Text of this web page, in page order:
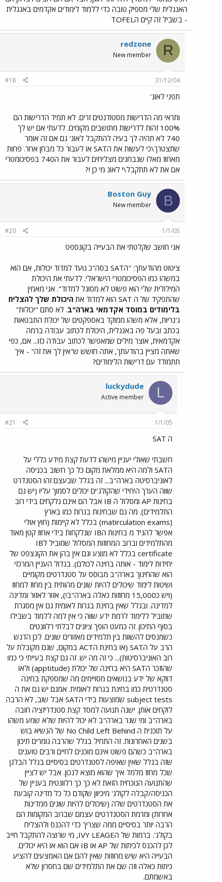
האנגלית שלי מספיק טובה כדי ללמוד לימודים אקדמים באנגלית
- בשביל זה קיים הTOFEL
R
redzone
New member
31/12/04
#18
תפני לאונ'
ותראי מה הדרישות מסטודנטים זרים. לא תמיד הדרישות הם
100% זהות לדרישות מתושבים מקומים. לדעתי אם יש לך
740 לא תהיה לך בעיה להתקבל לאונ' גם אם זה אומר
שתצטרך\כי לעשות את הSAT או לעבור כל מבחן אחר. פחות
מאחוז מאלו שנבחנים מצליחים לעבור את ה740 בפסיכומטרי
אם את לא תתקבל\י לאונ מי כן !?
B
Boston Guy
New member
1/1/05
#20
אני חושב שקלטתי את הבעייה בקונספט
ציטוט מהודעתך: "הSAT בסה"כ נועד למדוד יכולות, אם הוא
במשהו כמו הפסיכומטרי הישראלי. לדעתי את היכולת
המילולית שלי הוא פשוט לא מסוגל למדוד". אני מאמין
שהתפקיד של ה SAT הוא למדוד את
היכולת שלך להצליח
בלימודים במוסד אקדמאי בארה"ב. לא סתם "יכולות"
ג'נריות, אלא משהו ממוקד באספקטים של יכולת התבטאות
בכתב ובעל פה באנגלית, היכולת לכתוב עבודה ברמה
אקדמאית, אוצר מילים שמאפשר לכתוב עבודה כזו... אם, כפי
שאתה מציין בהודעתך, אתה חושש ש"אין לך את זה" - איך
תתמודד עם דרישות הלימודים?
L
luckydude
Active member
1/1/05
#21
ה SAT
חשבתי שאולי יעניין מישהו לדעת קצת מידע כללי על
הSAT ולמה היא ממלאת מקום כל כך חשוב בכניסה
לאוניברסיטה בארה"ב... זה בגלל שבעצם זהו הסטנדרט
שווה הערך היחידי שהקולג'ים יכולים לסמוך עליו (יש גם
בחינות AP ומסלול ה IB אבל הם אינם נלקחים בידי רוב
התלמידים). מה גם שבחינות בגרות כמו בארץ
(matirculation exams) בכלל לא קיימות (חוץ אולי
אפשר להגיד מ בחינות הIB שנלקחות בידי אחוז קטן מאוד
מהתלמידים וברוב המחוזות המסלול שמוביל לIB
certificate בכלל לא מוצע וגם אין בהן את הקונצפט של
יחידות לימוד - אותה בחינה לכולם). בגדול העניין המרכזי
הוא שהחינוך בארה"ב מבוסס על סטנדרטים מקומיים
ושיטות לימוד שיכולים להיות שונים מהותית בין מחוז למחוז
(ויש כ15,000 מחוזות כאלה בארה"ב!), אזור לאזור ומדינה
למדינה. ובגלל שאין בחינת בגרות לאומית גם אין מסגרת
שתוביל ללימוד לרמת ידע שווה כי אין למה ללמוד בשבילו
בסוף התיכון. זה כמעט הופך ציונים לבלתי רלוונטים
כשמנסים להשוות בין תלמידים מאזורים שונים. לכן הדגש
הרב על הSAT (או בחינת הACT במקום, שגם מקובלת על
רוב האוניברסיטות)... כי זה מה יש. זה גם קצת בעייתי כי כמו
שהוזכר הSAT היא בחינה של יכולת (apptitude) ולאו
דווקא של ידע בנושאים מסויימים מה שמספקת בחינה
סטנדרטית כמו בחינת בגרות לאומית. אמנם יש גם את ה
subject tests שמוצעות בידי הSAT אבל שוב, לא הרבה
לוקחים אותן. ישנה תנועה למסד קצת סטנדריזציה חובה
בארה"ב ומי שגר בארה"ב לא יכול להיות שלא שמע משהו
על תוכנית ה No Child Left Behind של הנשיא בוש
בשנים האחרונות. זה התחיל בגלל שהרבה גומרים תיכון
בארה"ב כשהם פשוט אינם מוכנים לחיים ורבים טוענים
שזה בגלל שאין שאיפה לסטנדרטים בסיסיים בגלל הבלגן
שכל מחוז מלמד איך שהוא מוצא לנכון. אבל יש לציין
שהתנועה הנוכחית הזאת לא כך כך רלוונטית בעניין של
הכניסה/קבלה לקולג' מיכיוון שקודם כל כל מדינה קובעת
את הסטנדרטים שלה (שיכולים להיות שונים ממדינות
אחרות) ומרמת הסטנדרטים עצמם שברוב המקומות הם
הרבה יותר בסיסיים ממה שצריך כדי להכנס ולהצליח
בקולג'. ברמות של הIVY LEAGE, מי שרוצה להתקבל חייב
לכן להכנס לכיתות של AP או IB אם הוא או היא יכולים.
הבעייה היא שיש מחוזות שאין להם אם האמצעים להציע
כיתות כאלה וזה שם את התלמידים שם בחסרון שלא
באשמתם.